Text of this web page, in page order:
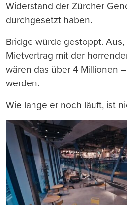
Widerstand der Zürcher
durchgesetzt haben.
Bridge würde gestoppt. Aus,
Mietvertrag mit der
wären das über 4 Millionen
werden.
Wie lange er noch läuft, ist